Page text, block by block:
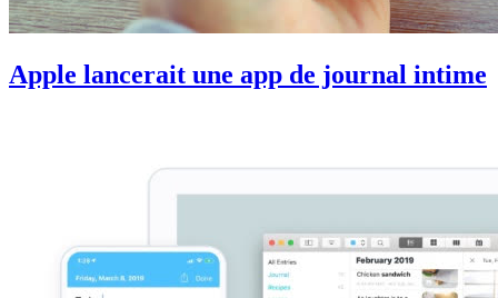
Apple lancerait une app de journal intime